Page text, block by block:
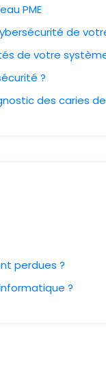
PME
de votre
de votre
?
des caries
perdues ?
?